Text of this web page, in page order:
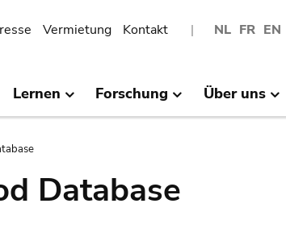
NL FR EN
Vermietung Kontakt
Lernen Forschung Über uns
Database